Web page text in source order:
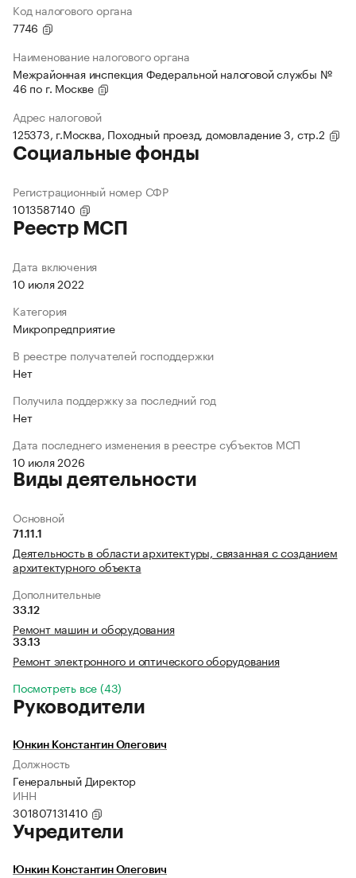
Код налогового органа
7746
Наименование налогового органа
Межрайонная инспекция Федеральной налоговой службы №
46 по г. Москве
Адрес налоговой
125373, г.Москва, Походный проезд, домовладение 3, стр.2
Социальные фонды
Регистрационный номер СФР
1013587140
Реестр МСП
Дата включения
10 июля 2022
Категория
Микропредприятие
В реестре получателей господдержки
Нет
Получила поддержку за последний год
Нет
Дата последнего изменения в реестре субъектов МСП
10 июля 2026
Виды деятельности
Основной
71.11.1
Деятельность в области архитектуры, связанная с созданием
архитектурного объекта
Дополнительные
33.12
Ремонт машин и оборудования
33.13
Ремонт электронного и оптического оборудования
Посмотреть все (43)
Руководители
Юнкин Константин Олегович
Должность
Генеральный Директор
ИНН
301807131410
Учредители
Юнкин Константин Олегович